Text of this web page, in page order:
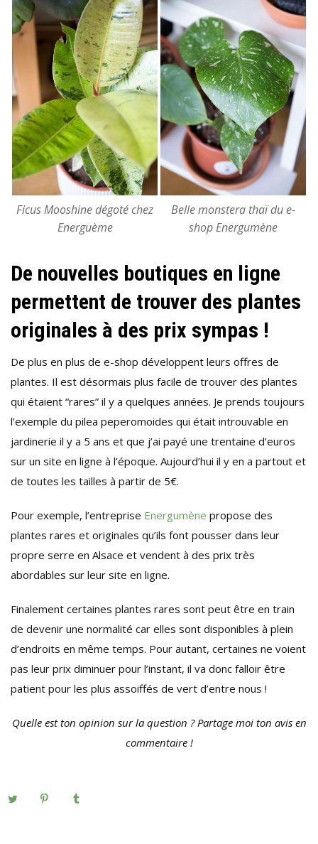
Ficus Mooshine dégoté chez
Energuème
Belle monstera thaï du e-
shop Energumène
De nouvelles boutiques en ligne
permettent de trouver des plantes
originales à des prix sympas !
De plus en plus de e-shop développent leurs offres de
plantes. Il est désormais plus facile de trouver des plantes
qui étaient “rares” il y a quelques années. Je prends toujours
l’exemple du pilea peperomoides qui était introuvable en
jardinerie il y a 5 ans et que j’ai payé une trentaine d’euros
sur un site en ligne à l’époque. Aujourd’hui il y en a partout et
de toutes les tailles à partir de 5€.
Pour exemple, l’entreprise Energumène propose des
plantes rares et originales qu’ils font pousser dans leur
propre serre en Alsace et vendent à des prix très
abordables sur leur site en ligne.
Finalement certaines plantes rares sont peut être en train
de devenir une normalité car elles sont disponibles à plein
d’endroits en même temps. Pour autant, certaines ne voient
pas leur prix diminuer pour l’instant, il va donc falloir être
patient pour les plus assoiffés de vert d’entre nous !
Quelle est ton opinion sur la question ? Partage moi ton avis en
commentaire !